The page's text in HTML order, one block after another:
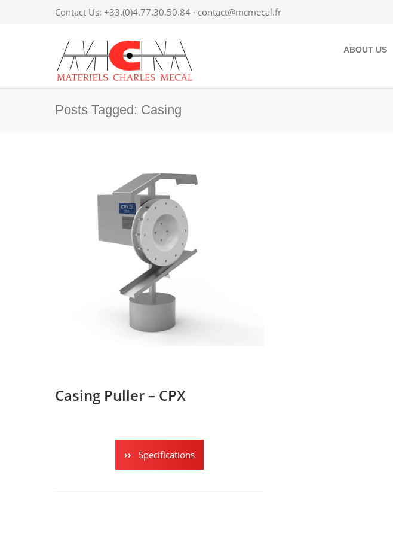
Contact Us: +33.(0)4.77.30.50.84 · contact@mcmecal.fr
ABOUT US
Posts Tagged: Casing
Casing Puller – CPX
Specifications